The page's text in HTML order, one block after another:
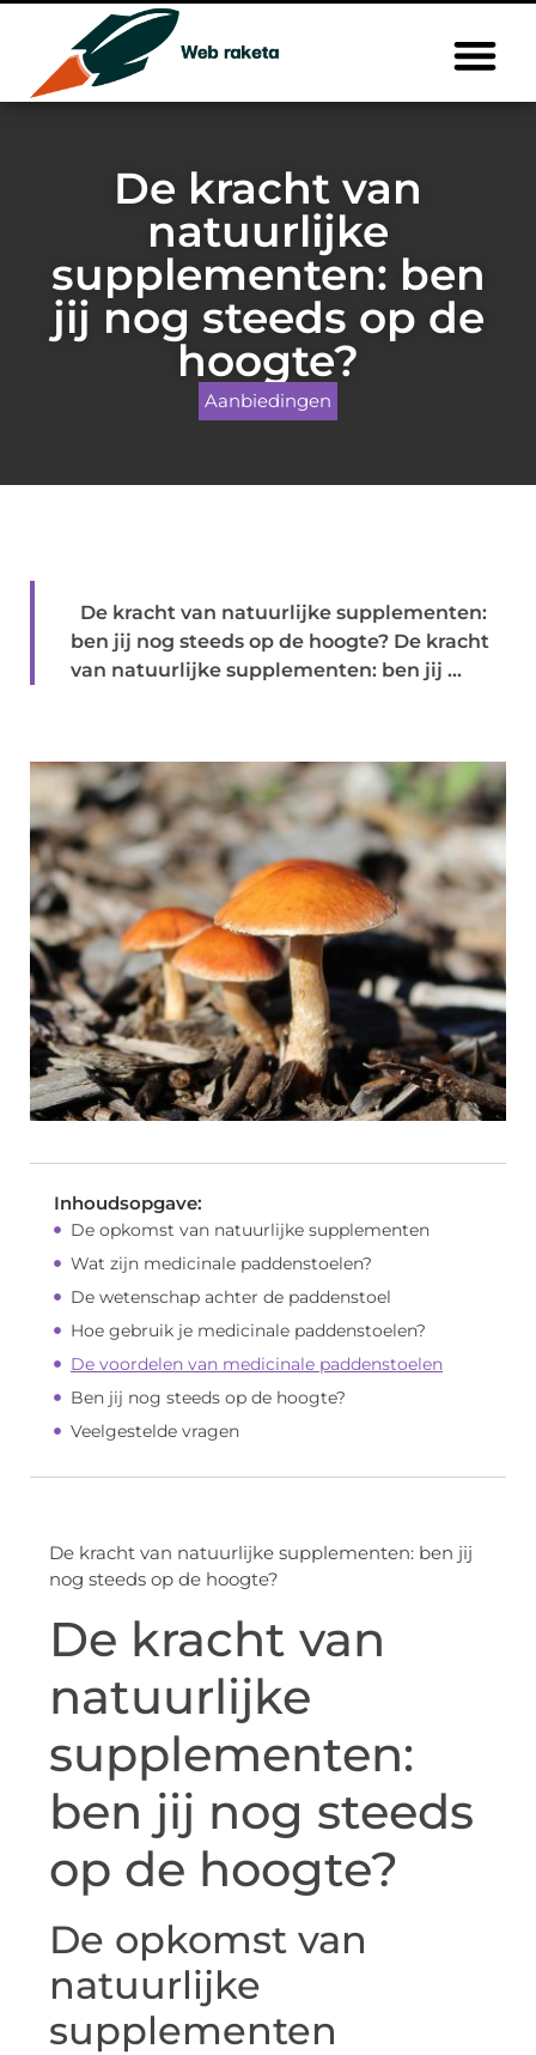
De kracht van
natuurlijke
supplementen: ben
jij nog steeds op de
hoogte?
Aanbiedingen
De kracht van natuurlijke supplementen:
ben jij nog steeds op de hoogte? De kracht
van natuurlijke supplementen: ben jij ...
Inhoudsopgave:
De opkomst van natuurlijke supplementen
Wat zijn medicinale paddenstoelen?
De wetenschap achter de paddenstoel
Hoe gebruik je medicinale paddenstoelen?
De voordelen van medicinale paddenstoelen
Ben jij nog steeds op de hoogte?
Veelgestelde vragen
De kracht van natuurlijke supplementen: ben jij
nog steeds op de hoogte?
De kracht van
natuurlijke
supplementen:
ben jij nog steeds
op de hoogte?
De opkomst van
natuurlijke
supplementen